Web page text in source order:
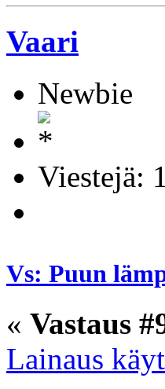
Vaari
Newbie
Viestejä:
Vs: Puun
« Vastaus
Lainaus